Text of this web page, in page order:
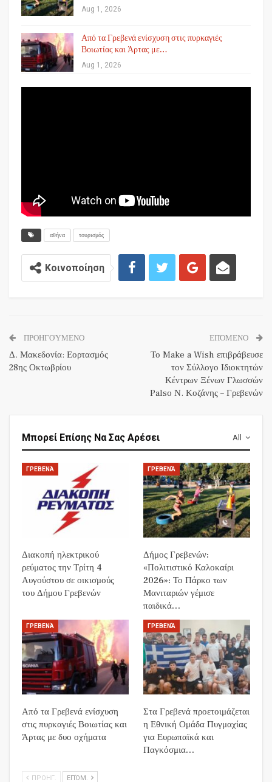
Aug 1, 2026
Από τα Γρεβενά ενίσχυση στις πυρκαγιές
Βοιωτίας και Άρτας με…
Aug 1, 2026
αθήνα τουρισμός
Κοινοποίηση
ΠΡΟΗΓΟΎΜΕΝΟ
Δ. Μακεδονία: Εορτασμός
28ης Οκτωβρίου
ΕΠΌΜΕΝΟ
Το Make a Wish επιβράβευσε
τον Σύλλογο Ιδιοκτητών
Κέντρων Ξένων Γλωσσών
Palso Ν. Κοζάνης – Γρεβενών
All
Μπορεί Επίσης Να Σας Αρέσει
ΓΡΕΒΕΝΆ
Διακοπή ηλεκτρικού
ρεύματος την Τρίτη 4
Αυγούστου σε οικισμούς
του Δήμου Γρεβενών
ΓΡΕΒΕΝΆ
Δήμος Γρεβενών:
«Πολιτιστικό Καλοκαίρι
2026»: Το Πάρκο των
Μανιταριών γέμισε
παιδικά…
ΓΡΕΒΕΝΆ
Από τα Γρεβενά ενίσχυση
στις πυρκαγιές Βοιωτίας και
Άρτας με δυο οχήματα
ΓΡΕΒΕΝΆ
Στα Γρεβενά προετοιμάζεται
η Εθνική Ομάδα Πυγμαχίας
για Ευρωπαϊκά και
Παγκόσμια…
ΠΡΟΗΓ. ΕΠΌΜ.